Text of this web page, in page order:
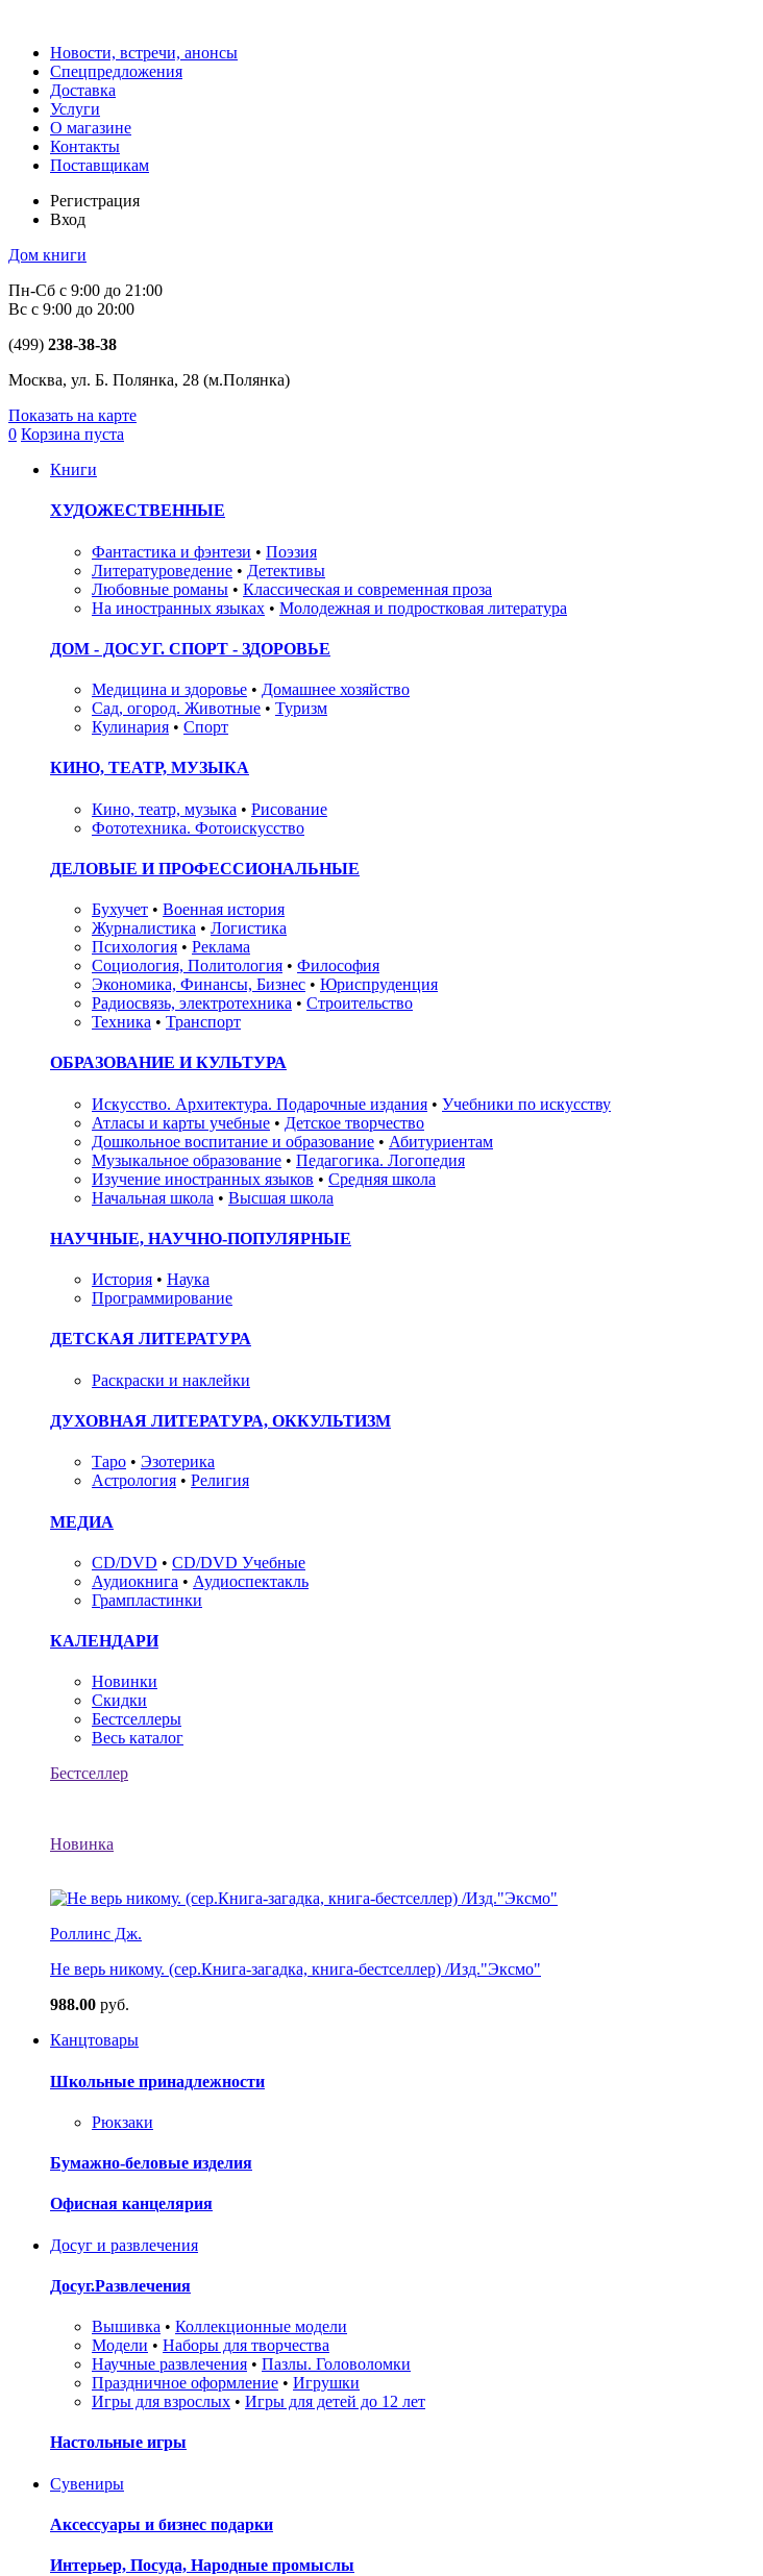
Новости, встречи, анонсы
Спецпредложения
Доставка
Услуги
О магазине
Контакты
Поставщикам
Регистрация
Вход
Дом книги
Пн-Сб с 9:00 до 21:00
Вс с 9:00 до 20:00
(499) 238-38-38
Москва, ул. Б. Полянка, 28 (м.Полянка)
Показать на карте
0 Корзина пуста
Книги
ХУДОЖЕСТВЕННЫЕ
Фантастика и фэнтези • Поэзия
Литературоведение • Детективы
Любовные романы • Классическая и современная проза
На иностранных языках • Молодежная и подростковая литература
ДОМ - ДОСУГ. СПОРТ - ЗДОРОВЬЕ
Медицина и здоровье • Домашнее хозяйство
Сад, огород. Животные • Туризм
Кулинария • Спорт
КИНО, ТЕАТР, МУЗЫКА
Кино, театр, музыка • Рисование
Фототехника. Фотоискусство
ДЕЛОВЫЕ И ПРОФЕССИОНАЛЬНЫЕ
Бухучет • Военная история
Журналистика • Логистика
Психология • Реклама
Социология, Политология • Философия
Экономика, Финансы, Бизнес • Юриспруденция
Радиосвязь, электротехника • Строительство
Техника • Транспорт
ОБРАЗОВАНИЕ И КУЛЬТУРА
Искусство. Архитектура. Подарочные издания • Учебники по искусству
Атласы и карты учебные • Детское творчество
Дошкольное воспитание и образование • Абитуриентам
Музыкальное образование • Педагогика. Логопедия
Изучение иностранных языков • Средняя школа
Начальная школа • Высшая школа
НАУЧНЫЕ, НАУЧНО-ПОПУЛЯРНЫЕ
История • Наука
Программирование
ДЕТСКАЯ ЛИТЕРАТУРА
Раскраски и наклейки
ДУХОВНАЯ ЛИТЕРАТУРА, ОККУЛЬТИЗМ
Таро • Эзотерика
Астрология • Религия
МЕДИА
CD/DVD • CD/DVD Учебные
Аудиокнига • Аудиоспектакль
Грампластинки
КАЛЕНДАРИ
Новинки
Скидки
Бестселлеры
Весь каталог
Бестселлер
Новинка
Роллинс Дж.
Не верь никому. (сер.Книга-загадка, книга-бестселлер) /Изд."Эксмо"
988.00 руб.
Канцтовары
Школьные принадлежности
Рюкзаки
Бумажно-беловые изделия
Офисная канцелярия
Досуг и развлечения
Досуг.Развлечения
Вышивка • Коллекционные модели
Модели • Наборы для творчества
Научные развлечения • Пазлы. Головоломки
Праздничное оформление • Игрушки
Игры для взрослых • Игры для детей до 12 лет
Настольные игры
Сувениры
Аксессуары и бизнес подарки
Интерьер, Посуда, Народные промыслы